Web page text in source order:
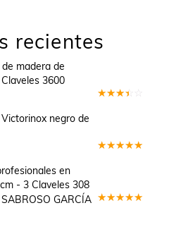
recientes
madera de
3600
negro de
en
- 3 Claveles 308
GARCÍA